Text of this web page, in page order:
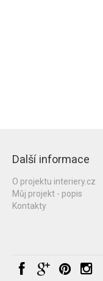
Další informace
O projektu interiery.cz
Můj projekt - popis
Kontakty